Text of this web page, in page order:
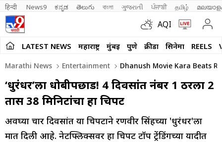
हिन्दी News9 ಕನ್ನಡ తెలుగు বাংলা ગુજરાતી ਪੰਜਾਬੀ தமிழ்
AQI
LATEST NEWS महाराष्ट्र मुंबई पुणे क्रीडा सिनेमा REELS
Marathi News Entertainment Dhanush Movie Kara Beats
‘धुरंधर’ला धोबीपछाड! 4 दिवसांत नंबर 1 ठरला 2
तास 38 मिनिटांचा हा चित्रपट
अवघ्या चार दिवसांत या चित्रपटाने रणवीर सिंहच्या 'धुरंधर'ला
मात दिली आहे. नेटफ्लिक्सवर हा चित्रपट टॉप ट्रेंडिंगच्या यादीत